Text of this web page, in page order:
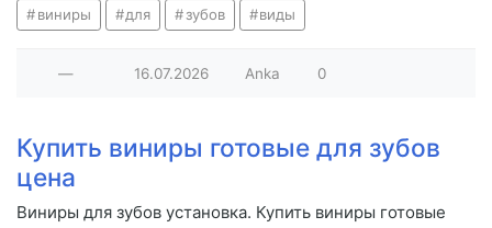
виниры для зубов виды
— 16.07.2026 Anka 0
Купить виниры готовые для зубов
цена
Виниры для зубов установка. Купить виниры готовые